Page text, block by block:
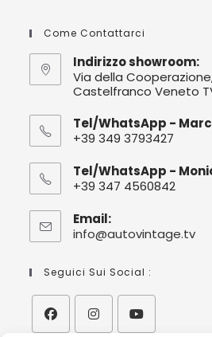
Come Contattarci
Indirizzo showroom:
Via della
Castelfranco Veneto
Tel/WhatsApp -
+39 349 3793427
Tel/WhatsApp -
+39 347 4560842
Email:
info@autovintage.tv
Seguici Sui Social :